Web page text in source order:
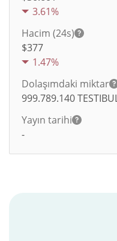
3.61%
Hacim (24s)
$377
1.47%
Dolaşımdaki miktar
999.789.140
Yayın tarihi
-